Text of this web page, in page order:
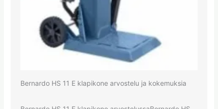
Bernardo HS 11 E klapikone arvostelu ja kokemuksia